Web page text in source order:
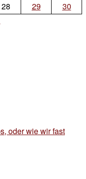
28 29
30
oder wie wir fast